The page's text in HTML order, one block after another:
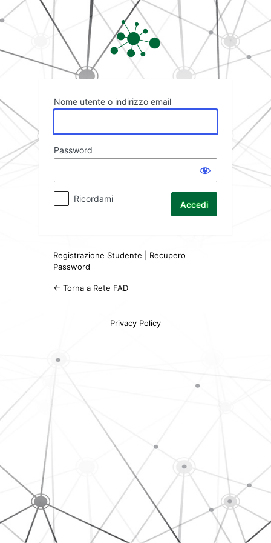
Accedi
Rete FAD
Nome utente o indirizzo email
Password
Ricordami
Registrazione Studente
Recupero
Password
← Torna a Rete FAD
Privacy Policy